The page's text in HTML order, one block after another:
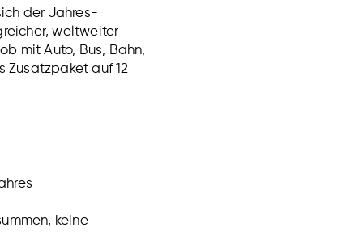
der Jahres-
weltweiter
mit Auto, Bus, Bahn,
Zusatzpaket auf 12
keine